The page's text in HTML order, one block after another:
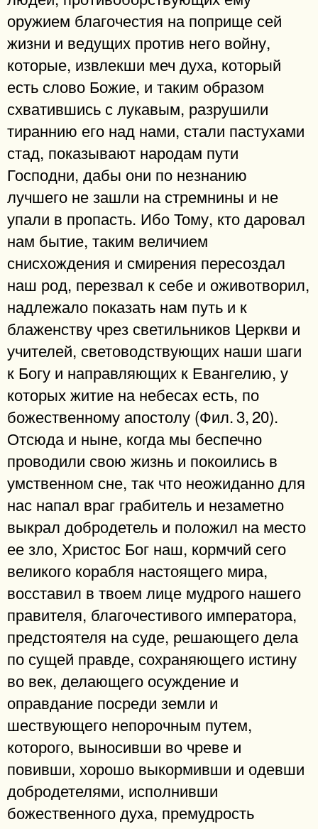
оружием благочестия на поприще сей
жизни и ведущих против него войну,
которые, извлекши меч духа, который
есть слово Божие, и таким образом
схватившись с лукавым, разрушили
тираннию его над нами, стали пастухами
стад, показывают народам пути
Господни, дабы они по незнанию
лучшего не зашли на стремнины и не
упали в пропасть. Ибо Тому, кто даровал
нам бытие, таким величием
снисхождения и смирения пересоздал
наш род, перезвал к себе и оживотворил,
надлежало показать нам путь и к
блаженству чрез светильников Церкви и
учителей, световодствующих наши шаги
к Богу и направляющих к Евангелию, у
которых житие на небесах есть, по
божественному апостолу (Фил. 3, 20).
Отсюда и ныне, когда мы беспечно
проводили свою жизнь и покоились в
умственном сне, так что неожиданно для
нас напал враг грабитель и незаметно
выкрал добродетель и положил на место
ее зло, Христос Бог наш, кормчий сего
великого корабля настоящего мира,
восставил в твоем лице мудрого нашего
правителя, благочестивого императора,
предстоятеля на суде, решающего дела
по сущей правде, сохраняющего истину
во век, делающего осуждение и
оправдание посреди земли и
шествующего непорочным путем,
которого, выносивши во чреве и
повивши, хорошо выкормивши и одевши
добродетелями, исполнивши
божественного духа, премудрость